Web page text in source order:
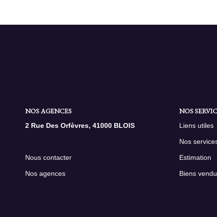
NOS AGENCES
2 Rue Des Orfèvres, 41000 BLOIS
Nous contacter
Nos agences
NOS
Liens utiles
Nos
Estimation
Biens